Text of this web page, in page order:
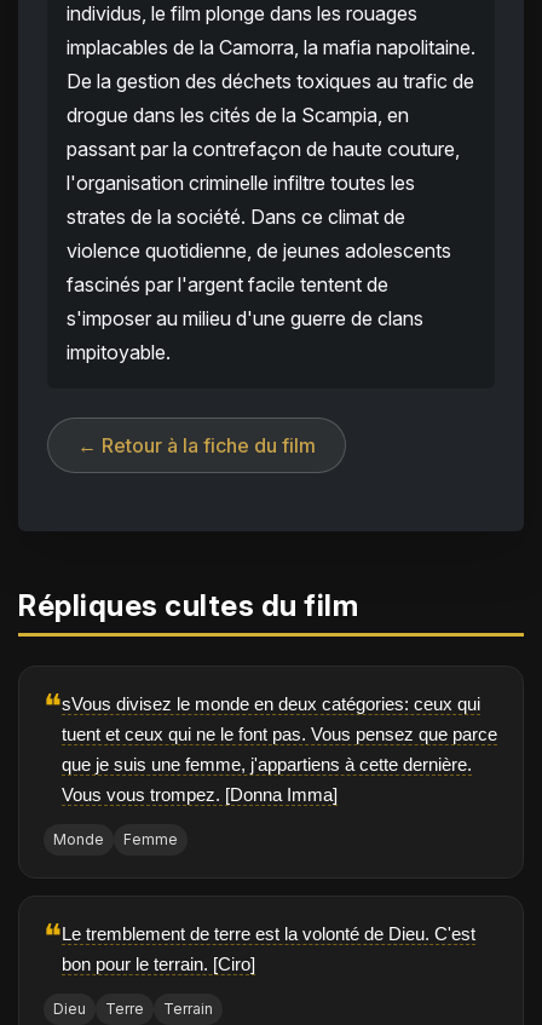
individus, le film plonge dans les rouages
implacables de la Camorra, la mafia napolitaine.
De la gestion des déchets toxiques au trafic de
drogue dans les cités de la Scampia, en
passant par la contrefaçon de haute couture,
l'organisation criminelle infiltre toutes les
strates de la société. Dans ce climat de
violence quotidienne, de jeunes adolescents
fascinés par l'argent facile tentent de
s'imposer au milieu d'une guerre de clans
impitoyable.
← Retour à la fiche du film
Répliques cultes du film
❝sVous divisez le monde en deux catégories: ceux qui
tuent et ceux qui ne le font pas. Vous pensez que parce
que je suis une femme, j'appartiens à cette dernière.
Vous vous trompez. [Donna Imma]
Monde Femme
❝Le tremblement de terre est la volonté de Dieu. C'est
bon pour le terrain. [Ciro]
Dieu Terre Terrain